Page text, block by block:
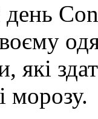
які
морозу.